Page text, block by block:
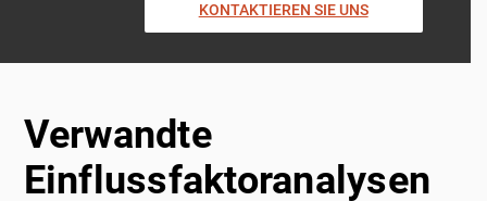
KONTAKTIEREN SIE UNS
Verwandte
Einflussfaktoranalysen